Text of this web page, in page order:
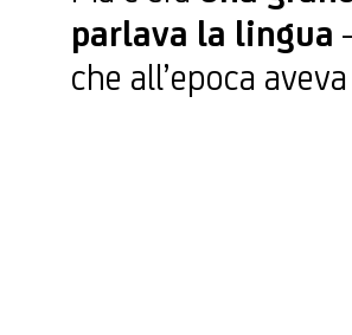
parlava la lingua
che all’epoca